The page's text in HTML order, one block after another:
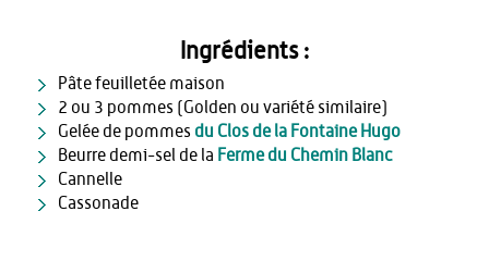
Ingrédients :
Pâte feuilletée maison
2 ou 3 pommes (Golden ou variété similaire)
Gelée de pommes du Clos de la Fontaine Hugo
Beurre demi-sel de la Ferme du Chemin Blanc
Cannelle
Cassonade